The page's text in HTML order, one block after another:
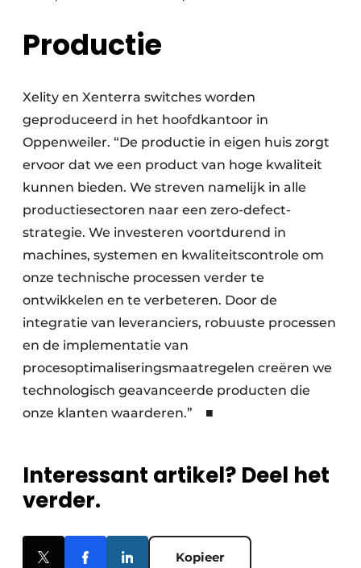
Productie
Xelity en Xenterra switches worden
geproduceerd in het hoofdkantoor in
Oppenweiler. “De productie in eigen huis zorgt
ervoor dat we een product van hoge kwaliteit
kunnen bieden. We streven namelijk in alle
productiesectoren naar een zero-defect-
strategie. We investeren voortdurend in
machines, systemen en kwaliteitscontrole om
onze technische processen verder te
ontwikkelen en te verbeteren. Door de
integratie van leveranciers, robuuste processen
en de implementatie van
procesoptimaliseringsmaatregelen creëren we
techno­logisch geavanceerde producten die
onze klanten waarderen.” ■
Interessant artikel? Deel het
verder.
Kopieer